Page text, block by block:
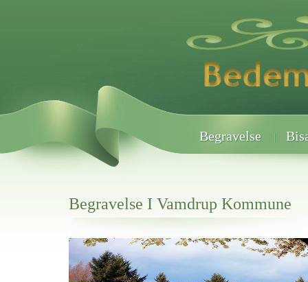
Begravelse
Begravelse I Vamdrup Kommune
Her hos os får du altid en god afslutning når det gælder
Begravelse I Vamdrup Kommune
vi hjælper i alle faser af begravelsel